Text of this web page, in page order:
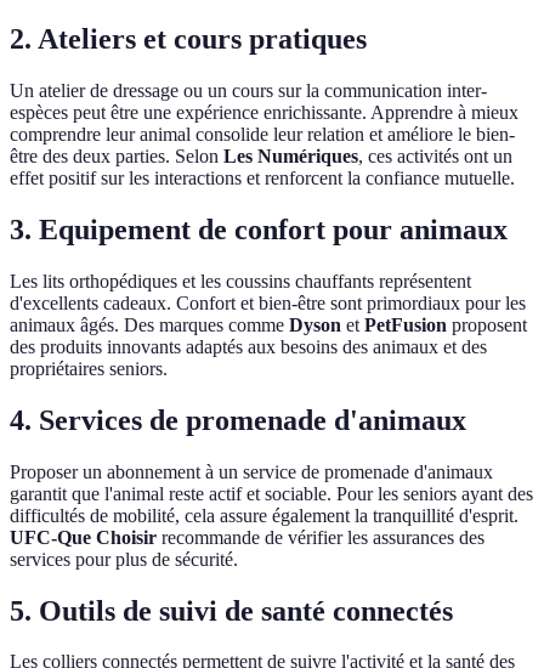
2. Ateliers et cours pratiques
Un atelier de dressage ou un cours sur la communication inter-
espèces peut être une expérience enrichissante. Apprendre à mieux
comprendre leur animal consolide leur relation et améliore le bien-
être des deux parties. Selon Les Numériques, ces activités ont un
effet positif sur les interactions et renforcent la confiance mutuelle.
3. Equipement de confort pour animaux
Les lits orthopédiques et les coussins chauffants représentent
d'excellents cadeaux. Confort et bien-être sont primordiaux pour les
animaux âgés. Des marques comme Dyson et PetFusion proposent
des produits innovants adaptés aux besoins des animaux et des
propriétaires seniors.
4. Services de promenade d'animaux
Proposer un abonnement à un service de promenade d'animaux
garantit que l'animal reste actif et sociable. Pour les seniors ayant des
difficultés de mobilité, cela assure également la tranquillité d'esprit.
UFC-Que Choisir recommande de vérifier les assurances des
services pour plus de sécurité.
5. Outils de suivi de santé connectés
Les colliers connectés permettent de suivre l'activité et la santé des